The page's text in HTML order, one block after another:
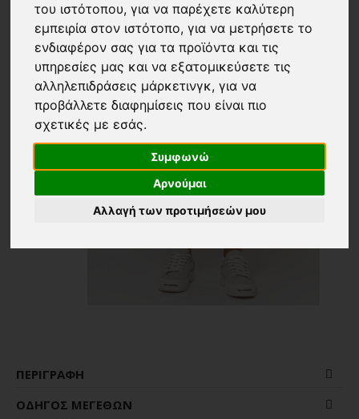
του ιστότοπου,για να παρέχετε καλύτερη
εμπειρία στον ιστότοπο,για να μετρήσετε το
ενδιαφέρον σας για τα προϊόντα και τις
υπηρεσίες μας και να εξατομικεύσετε τις
αλληλεπιδράσεις μάρκετινγκ,για να
προβάλλετε διαφημίσεις που είναι πιο
σχετικές με εσάς.
Συμφωνώ
Αρνούμαι
Αλλαγή των προτιμήσεών μου
ΠΕΡΙΓΡΑΦΉ
ΟΔΗΓΌΣ ΜΕΓΕΘΏΝ